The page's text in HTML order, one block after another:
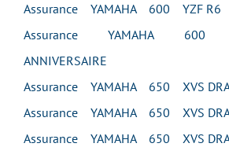
Assurance YAMAHA 600 YZF R6
Assurance YAMAHA 600
ANNIVERSAIRE
Assurance YAMAHA 650 XVS
Assurance YAMAHA 650 XVS
Assurance YAMAHA 650 XVS